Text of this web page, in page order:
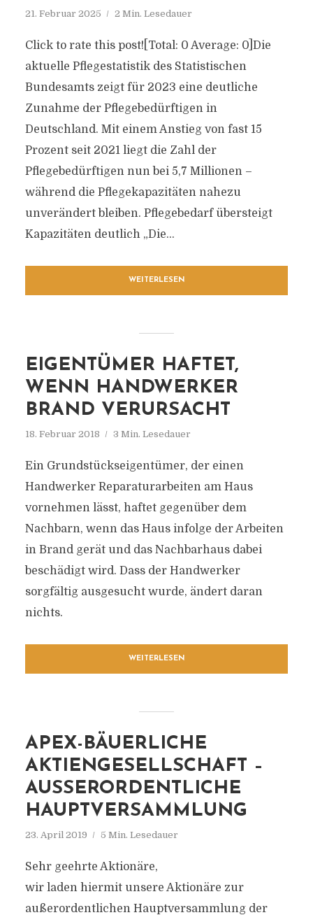
21. Februar 2025 2 Min. Lesedauer
Click to rate this post![Total: 0 Average: 0]Die
aktuelle Pflegestatistik des Statistischen
Bundesamts zeigt für 2023 eine deutliche
Zunahme der Pflegebedürftigen in
Deutschland. Mit einem Anstieg von fast 15
Prozent seit 2021 liegt die Zahl der
Pflegebedürftigen nun bei 5,7 Millionen –
während die Pflegekapazitäten nahezu
unverändert bleiben. Pflegebedarf übersteigt
Kapazitäten deutlich „Die...
WEITERLESEN
EIGENTÜMER HAFTET,
WENN HANDWERKER
BRAND VERURSACHT
18. Februar 2018 3 Min. Lesedauer
Ein Grundstückseigentümer, der einen
Handwerker Reparaturarbeiten am Haus
vornehmen lässt, haftet gegenüber dem
Nachbarn, wenn das Haus infolge der Arbeiten
in Brand gerät und das Nachbarhaus dabei
beschädigt wird. Dass der Handwerker
sorgfältig ausgesucht wurde, ändert daran
nichts.
WEITERLESEN
APEX-BÄUERLICHE
AKTIENGESELLSCHAFT –
AUSSERORDENTLICHE H
AUPTVERSAMMLUNG
23. April 2019 5 Min. Lesedauer
Sehr geehrte Aktionäre,
wir laden hiermit unsere Aktionäre zur
außerordentlichen Hauptversammlung der